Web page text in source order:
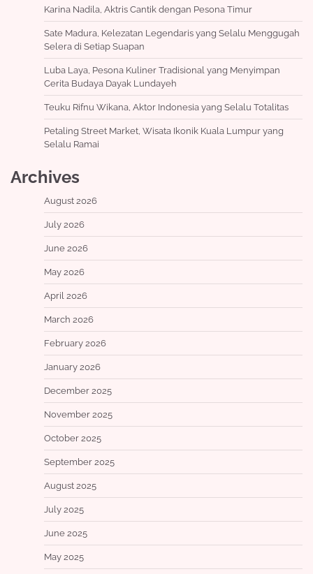
Karina Nadila, Aktris Cantik dengan Pesona Timur
Sate Madura, Kelezatan Legendaris yang Selalu Menggugah
Selera di Setiap Suapan
Luba Laya, Pesona Kuliner Tradisional yang Menyimpan
Cerita Budaya Dayak Lundayeh
Teuku Rifnu Wikana, Aktor Indonesia yang Selalu Totalitas
Petaling Street Market, Wisata Ikonik Kuala Lumpur yang
Selalu Ramai
Archives
August 2026
July 2026
June 2026
May 2026
April 2026
March 2026
February 2026
January 2026
December 2025
November 2025
October 2025
September 2025
August 2025
July 2025
June 2025
May 2025